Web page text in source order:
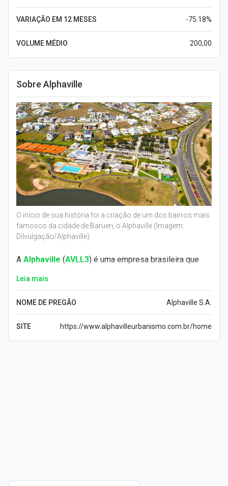
VARIAÇÃO EM 12 MESES -75.18%
VOLUME MÉDIO 200,00
Sobre Alphaville
O início de sua história foi a criação de um dos bairros mais
famosos da cidade de Barueri, o Alphaville (Imagem:
Dilvulgação/Alphaville)
A Alphaville (AVLL3) é uma empresa brasileira que
Barueri, emSão Paulo
O início de sua história foi a criação de um dos bairros
Leia mais
NOME DE PREGÃO Alphaville S.A.
SITE https://www.alphavilleurbanismo.com.br/home